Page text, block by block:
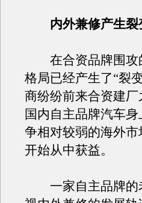
内外兼修产生裂
在合资品牌围攻
格局已经产生了“裂
商纷纷前来合资建
国内自主品牌汽车
争相对较弱的海外
开始从中获益。
一家自主品牌的